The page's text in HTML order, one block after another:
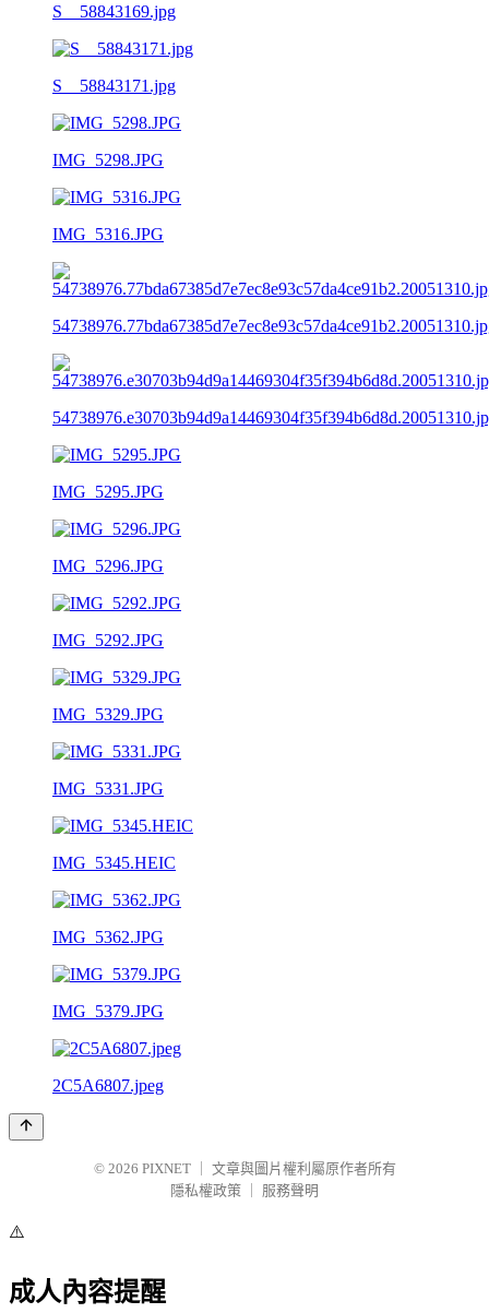
S__58843169.jpg
S__58843171.jpg
IMG_5298.JPG
IMG_5316.JPG
IMG_5295.JPG
IMG_5296.JPG
IMG_5292.JPG
IMG_5329.JPG
IMG_5331.JPG
IMG_5345.HEIC
IMG_5362.JPG
IMG_5379.JPG
2C5A6807.jpeg
© 2026 PIXNET
文章與圖片權利屬原作者所有
隱私權政策
服務聲明
⚠️
成人內容提醒